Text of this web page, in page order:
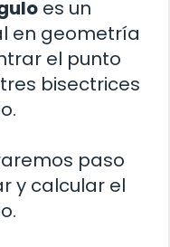
es un
en geometría
el punto
bisectrices
paso
y calcular el